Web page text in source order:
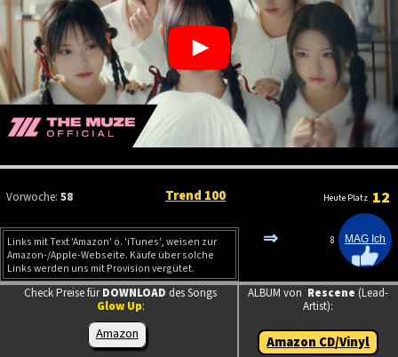
Vorwoche: 58 Trend 100 Heute Platz 12
Links mit Text 'Amazon' o. 'iTunes', weisen zur
Amazon-/Apple-Webseite. Käufe über solche
Links werden uns mit Provision vergütet.
⇒ 8
Check Preise fürDOWNLOAD des Songs
Glow Up:
Amazon
ALBUM von Rescene (Lead-
Artist):
Amazon CD/Vinyl